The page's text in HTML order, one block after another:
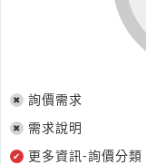
詢價需求
需求說明
更多資訊-詢價分類